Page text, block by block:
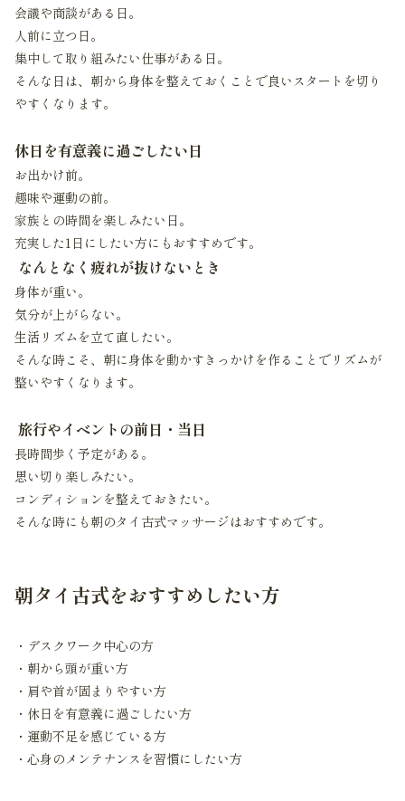
会議や商談がある日。
人前に立つ日。
集中して取り組みたい仕事がある日。
そんな日は、朝から身体を整えておくことで良いスタートを切り
やすくなります。
休日を有意義に過ごしたい日
お出かけ前。
趣味や運動の前。
家族との時間を楽しみたい日。
充実した1日にしたい方にもおすすめです。
なんとなく疲れが抜けないとき
身体が重い。
気分が上がらない。
生活リズムを立て直したい。
そんな時こそ、朝に身体を動かすきっかけを作ることでリズムが
整いやすくなります。
旅行やイベントの前日・当日
長時間歩く予定がある。
思い切り楽しみたい。
コンディションを整えておきたい。
そんな時にも朝のタイ古式マッサージはおすすめです。
朝タイ古式をおすすめしたい方
・デスクワーク中心の方
・朝から頭が重い方
・肩や首が固まりやすい方
・休日を有意義に過ごしたい方
・運動不足を感じている方
・心身のメンテナンスを習慣にしたい方